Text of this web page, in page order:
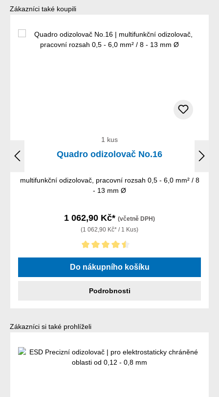
Přeskočit galerii produktů
Zákazníci také koupili
1 kus
Quadro odizolovač No.16
multifunkční odizolovač, pracovní rozsah 0,5 - 6,0 mm² / 8
- 13 mm Ø
1 062,90 Kč* (včetně DPH)
(1 062,90 Kč* / 1 Kus)
Průměrné hodnocení 4.5 z 5 hvězd
Do nákupního košíku
Podrobnosti
Přeskočit galerii produktů
Zákazníci si také prohlíželi